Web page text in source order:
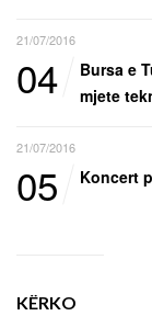
21/07/2016
04
Bursa e
mjete
21/07/2016
05 Koncert
KËRKO